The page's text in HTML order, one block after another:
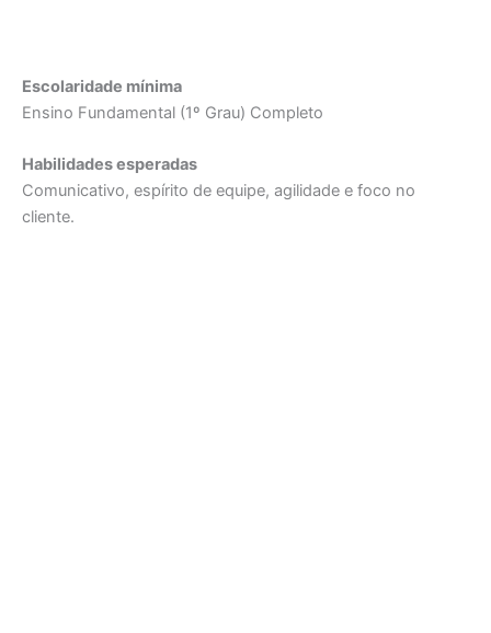
Escolaridade mínima
Ensino Fundamental (1º Grau) Completo
Habilidades esperadas
Comunicativo, espírito de equipe, agilidade e foco no
cliente.